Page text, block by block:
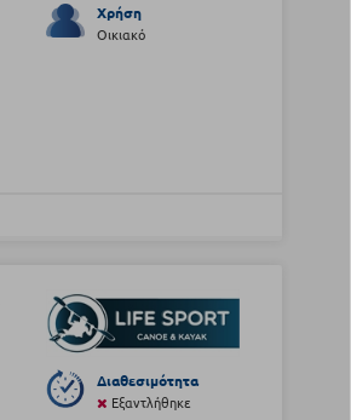
Χρήση
Οικιακό
Διαθεσιμότητα
Εξαντλήθηκε